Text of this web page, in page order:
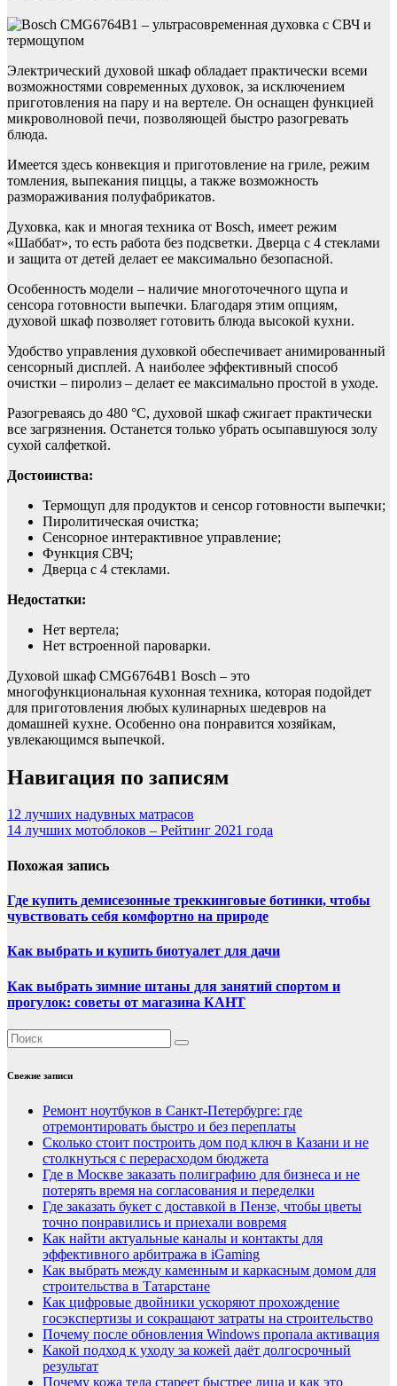
Электрический духовой шкаф обладает практически всеми
возможностями современных духовок, за исключением
приготовления на пару и на вертеле. Он оснащен функцией
микроволновой печи, позволяющей быстро разогревать
блюда.
Имеется здесь конвекция и приготовление на гриле, режим
томления, выпекания пиццы, а также возможность
размораживания полуфабрикатов.
Духовка, как и многая техника от Bosch, имеет режим
«Шаббат», то есть работа без подсветки. Дверца с 4 стеклами
и защита от детей делает ее максимально безопасной.
Особенность модели – наличие многоточечного щупа и
сенсора готовности выпечки. Благодаря этим опциям,
духовой шкаф позволяет готовить блюда высокой кухни.
Удобство управления духовкой обеспечивает анимированный
сенсорный дисплей. А наиболее эффективный способ
очистки – пиролиз – делает ее максимально простой в уходе.
Разогреваясь до 480 °С, духовой шкаф сжигает практически
все загрязнения. Останется только убрать осыпавшуюся золу
сухой салфеткой.
Достоинства:
Термощуп для продуктов и сенсор готовности выпечки;
Пиролитическая очистка;
Сенсорное интерактивное управление;
Функция СВЧ;
Дверца с 4 стеклами.
Недостатки:
Нет вертела;
Нет встроенной пароварки.
Духовой шкаф CMG6764B1 Bosch – это
многофункциональная кухонная техника, которая подойдет
для приготовления любых кулинарных шедевров на
домашней кухне. Особенно она понравится хозяйкам,
увлекающимся выпечкой.
Навигация по записям
12 лучших надувных матрасов
14 лучших мотоблоков – Рейтинг 2021 года
Похожая запись
Где купить демисезонные треккинговые ботинки, чтобы
чувствовать себя комфортно на природе
Как выбрать и купить биотуалет для дачи
Как выбрать зимние штаны для занятий спортом и
прогулок: советы от магазина КАНТ
Свежие записи
Ремонт ноутбуков в Санкт-Петербурге: где
отремонтировать быстро и без переплаты
Сколько стоит построить дом под ключ в Казани и не
столкнуться с перерасходом бюджета
Где в Москве заказать полиграфию для бизнеса и не
потерять время на согласования и переделки
Где заказать букет с доставкой в Пензе, чтобы цветы
точно понравились и приехали вовремя
Как найти актуальные каналы и контакты для
эффективного арбитража в iGaming
Как выбрать между каменным и каркасным домом для
строительства в Татарстане
Как цифровые двойники ускоряют прохождение
госэкспертизы и сокращают затраты на строительство
Почему после обновления Windows пропала активация
Какой подход к уходу за кожей даёт долгосрочный
результат
Почему кожа тела стареет быстрее лица и как это